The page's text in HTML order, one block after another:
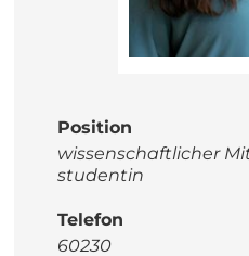
Position
wissenschaftlicher
studentin
Telefon
60230